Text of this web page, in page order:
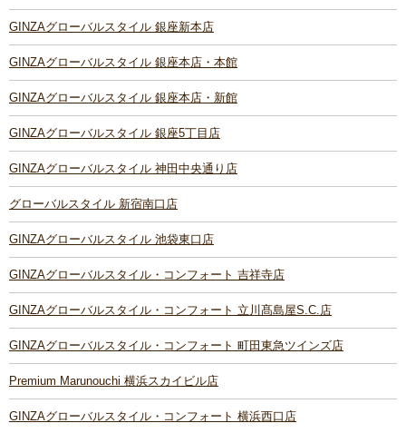
GINZAグローバルスタイル 銀座新本店
GINZAグローバルスタイル 銀座本店・本館
GINZAグローバルスタイル 銀座本店・新館
GINZAグローバルスタイル 銀座5丁目店
GINZAグローバルスタイル 神田中央通り店
グローバルスタイル 新宿南口店
GINZAグローバルスタイル 池袋東口店
GINZAグローバルスタイル・コンフォート 吉祥寺店
GINZAグローバルスタイル・コンフォート 立川髙島屋S.C.店
GINZAグローバルスタイル・コンフォート 町田東急ツインズ店
Premium Marunouchi 横浜スカイビル店
GINZAグローバルスタイル・コンフォート 横浜西口店